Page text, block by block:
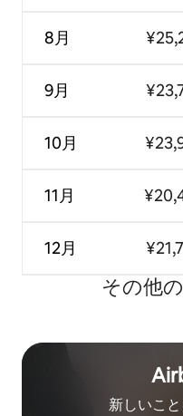
8月
9月
10月
11月
12月
その他
新しいこ